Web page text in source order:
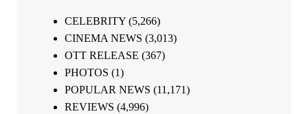
CELEBRITY(5,266)
CINEMA NEWS (3,013)
OTT RELEASE (367)
PHOTOS (1)
POPULAR NEWS (11,171)
REVIEWS (4,996)